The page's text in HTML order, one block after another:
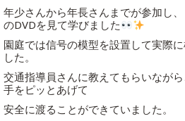
年少さんから年長さんまでが参加し
のDVDを見て学びました
園庭では信号の模型を設置して実際
した。
交通指導員さんに教えてもらいながら
手をピッとあげて
安全に渡ることができていました。